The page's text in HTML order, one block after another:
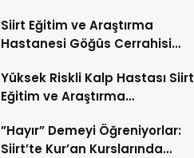
Siirt Eğitim ve Araştırma
Hastanesi Göğüs Cerrahisi
“Akciğer Nodülleri Her Zaman
Kanser Anlamına Gelmez”
Yüksek Riskli Kalp Hastası Siirt
Eğitim ve Araştırma
Edildi
”Hayır” Demeyi Öğreniyorlar:
Siirt’te Kur’an Kurslarında